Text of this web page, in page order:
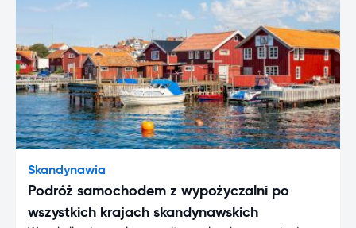
Skandynawia
Podróż samochodem z wypożyczalni po
wszystkich krajach skandynawskich